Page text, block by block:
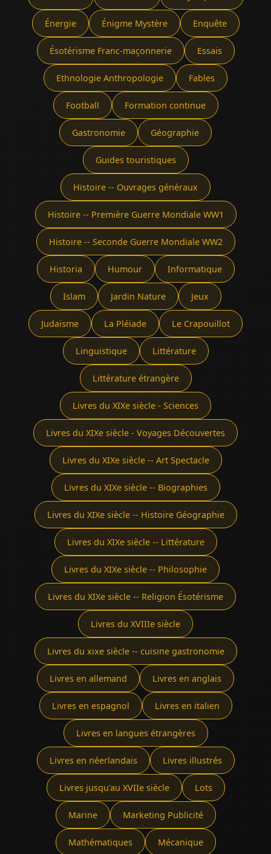
Énergie Énigme Mystère Enquête
Ésotérisme Franc-maçonnerie Essais
Ethnologie Anthropologie Fables
Football Formation continue
Gastronomie Géographie
Guides touristiques
Histoire -- Ouvrages généraux
Histoire -- Première Guerre Mondiale WW1
Histoire -- Seconde Guerre Mondiale WW2
Historia Humour Informatique
Islam Jardin Nature Jeux
Judaïsme La Pléïade Le Crapouillot
Linguistique Littérature
Littérature étrangère
Livres du XIXe siècle - Sciences
Livres du XIXe siècle - Voyages Découvertes
Livres du XIXe siècle -- Art Spectacle
Livres du XIXe siècle -- Biographies
Livres du XIXe siècle -- Histoire Géographie
Livres du XIXe siècle -- Littérature
Livres du XIXe siècle -- Philosophie
Livres du XIXe siècle -- Religion Ésotérisme
Livres du XVIIIe siècle
Livres du xixe siècle -- cuisine gastronomie
Livres en allemand Livres en anglais
Livres en espagnol Livres en italien
Livres en langues étrangères
Livres en néerlandais Livres illustrés
Livres jusqu'au XVIIe siècle Lots
Marine Marketing Publicité
Mathématiques Mécanique